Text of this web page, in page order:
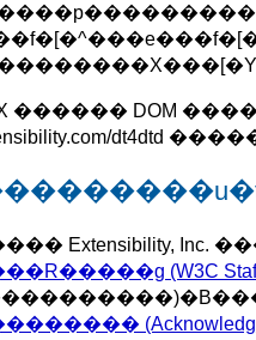
������ DOM
dt4dtd
Extensibility, Inc.
(W3C Staff
(Acknowledged